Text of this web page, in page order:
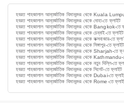
হযরত শাহজালাল আন্তর্জাতিক বিমানবন্দর থেকে Kuala
হযরত শাহজালাল আন্তর্জাতিক বিমানবন্দর থেকে দোহা-তে ফ্লাইট
হযরত শাহজালাল আন্তর্জাতিক বিমানবন্দর থেকে Bangkok-তে
হযরত শাহজালাল আন্তর্জাতিক বিমানবন্দর থেকে চেন্নাই-তে ফ্লাইট
হযরত শাহজালাল আন্তর্জাতিক বিমানবন্দর থেকে কক্সবাজার-তে
হযরত শাহজালাল আন্তর্জাতিক বিমানবন্দর থেকে সিঙ্গাপুর-তে ফ্লাইট
হযরত শাহজালাল আন্তর্জাতিক বিমানবন্দর থেকে Sharjah-তে
হযরত শাহজালাল আন্তর্জাতিক বিমানবন্দর থেকে Kathmandu-
হযরত শাহজালাল আন্তর্জাতিক বিমানবন্দর থেকে নতুন দিল্লি-তে
হযরত শাহজালাল আন্তর্জাতিক বিমানবন্দর থেকে সিলেট-তে ফ্লাইট
হযরত শাহজালাল আন্তর্জাতিক বিমানবন্দর থেকে Dubai-তে
হযরত শাহজালাল আন্তর্জাতিক বিমানবন্দর থেকে Rome-তে